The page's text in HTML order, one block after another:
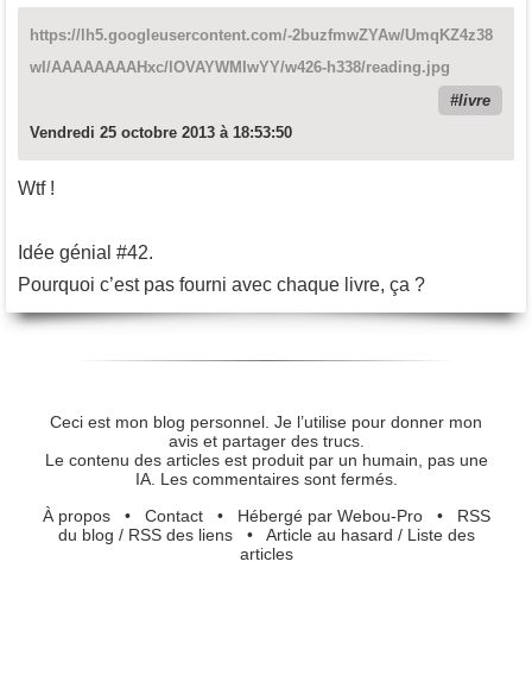
https://lh5.googleusercontent.com/-2buzfmwZYAw/UmqKZ4z38
wI/AAAAAAAAHxc/lOVAYWMIwYY/w426-h338/reading.jpg
livre
Vendredi 25 octobre 2013 à 18:53:50
Wtf !
Idée génial #42.
Pourquoi c’est pas fourni avec chaque livre, ça ?
Ceci est mon blog personnel. Je l’utilise pour donner mon
avis et partager des trucs.
Le contenu des articles est produit par un humain, pas une
IA. Les commentaires sont fermés.
À propos• Contact• Hébergé par Webou-Pro• RSS
du blog / RSS des liens• Article au hasard / Liste des
articles